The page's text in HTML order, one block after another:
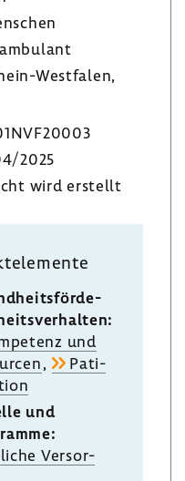
ambu­lant
​Westfalen,
2025
wird erstellt
und
,
Pati­
und
Versor­